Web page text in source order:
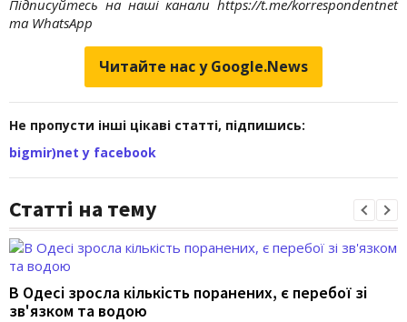
Підписуйтесь на наші канали https://t.me/korrespondentnet
та WhatsApp
Читайте нас у Google.News
Не пропусти інші цікаві статті, підпишись:
bigmir)net у facebook
Статті на тему
В Одесі зросла кількість поранених, є перебої зі
зв'язком та водою